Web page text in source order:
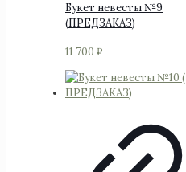
Букет невесты №9
(ПРЕДЗАКАЗ)
11 700 ₽